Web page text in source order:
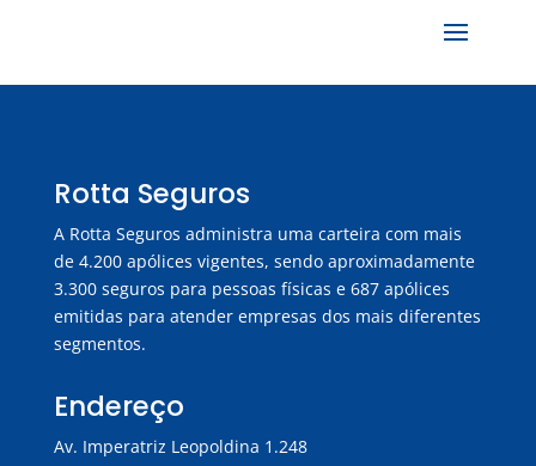
Rotta Seguros
A Rotta Seguros administra uma carteira com mais
de 4.200 apólices vigentes, sendo aproximadamente
3.300 seguros para pessoas físicas e 687 apólices
emitidas para atender empresas dos mais diferentes
segmentos.
Endereço
Av. Imperatriz Leopoldina 1.248